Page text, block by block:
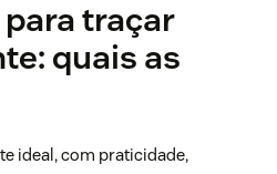
traçar
quais as
ideal, com praticidade,